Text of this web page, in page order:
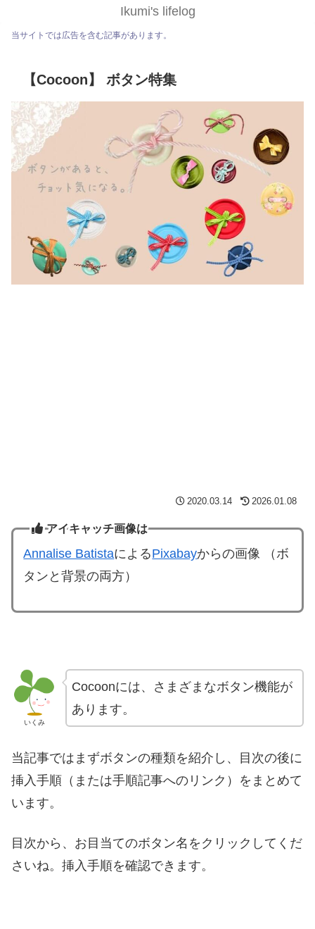
Ikumi's lifelog
当サイトでは広告を含む記事があります。
【Cocoon】 ボタン特集
2020.03.14 2026.01.08
アイキャッチ画像は
Annalise BatistaによるPixabayからの画像 （ボ
タンと背景の両方）
いくみ
Cocoonには、さまざまなボタン機能が
あります。
当記事ではまずボタンの種類を紹介し、目次の後に
挿入手順（または手順記事へのリンク）をまとめて
います。
目次から、お目当てのボタン名をクリックしてくだ
さいね。挿入手順を確認できます。